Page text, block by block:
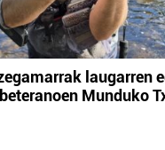
laugarren
Munduko